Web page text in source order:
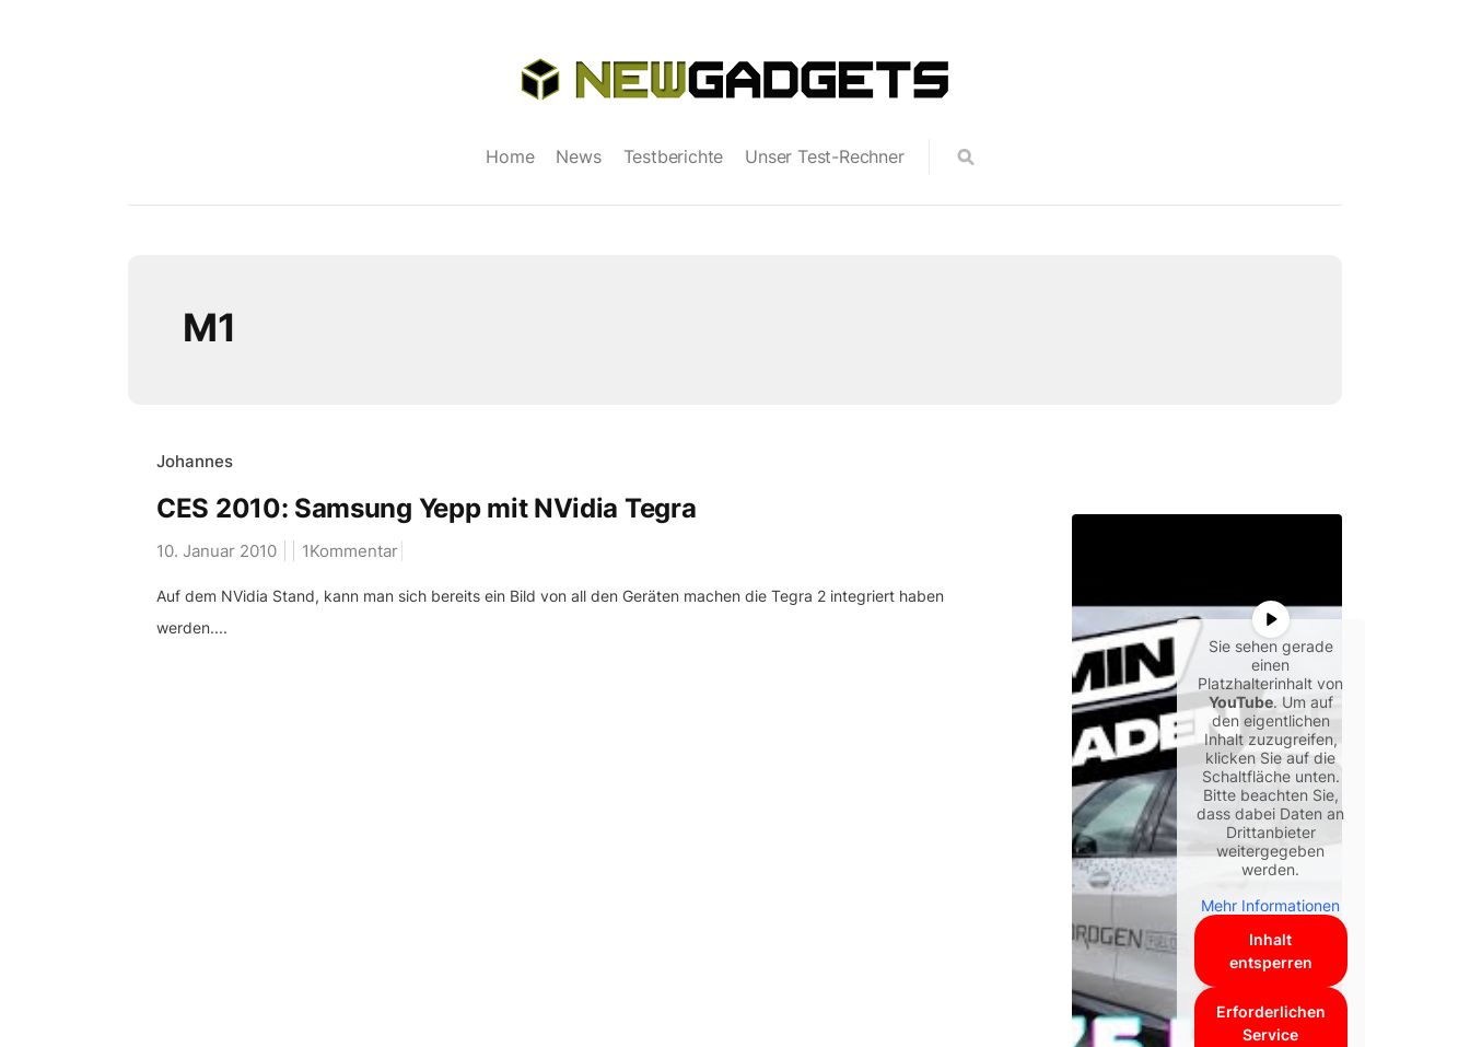
Home News Testberichte Unser Test-Rechner
M1
Johannes
CES 2010: Samsung Yepp mit NVidia Tegra
10. Januar 2010 1Kommentar
Auf dem NVidia Stand, kann man sich bereits ein Bild von all den Geräten machen die Tegra 2 integriert haben
werden....
Sie sehen gerade
einen
Platzhalterinhalt von
YouTube. Um auf
den eigentlichen
Inhalt zuzugreifen,
klicken Sie auf die
Schaltfläche unten.
Bitte beachten Sie,
dass dabei Daten an
Drittanbieter
weitergegeben
werden.
Mehr Informationen
Inhalt
entsperren
Erforderlichen
Service